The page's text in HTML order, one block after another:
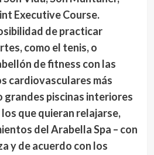
Executive Course.
de practicar
como el tenis, o
de fitness con las
cardiovasculares más
grandes piscinas interiores
que quieran relajarse,
del Arabella Spa – con
y de acuerdo con los